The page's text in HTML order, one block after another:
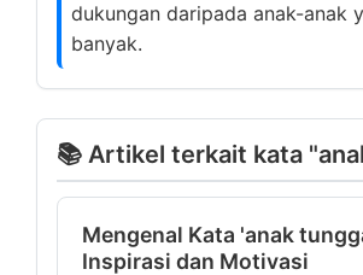
dukungan daripada anak-anak
banyak.
📚 Artikel terkait kata
Mengenal Kata 'anak
Inspirasi dan Motivasi